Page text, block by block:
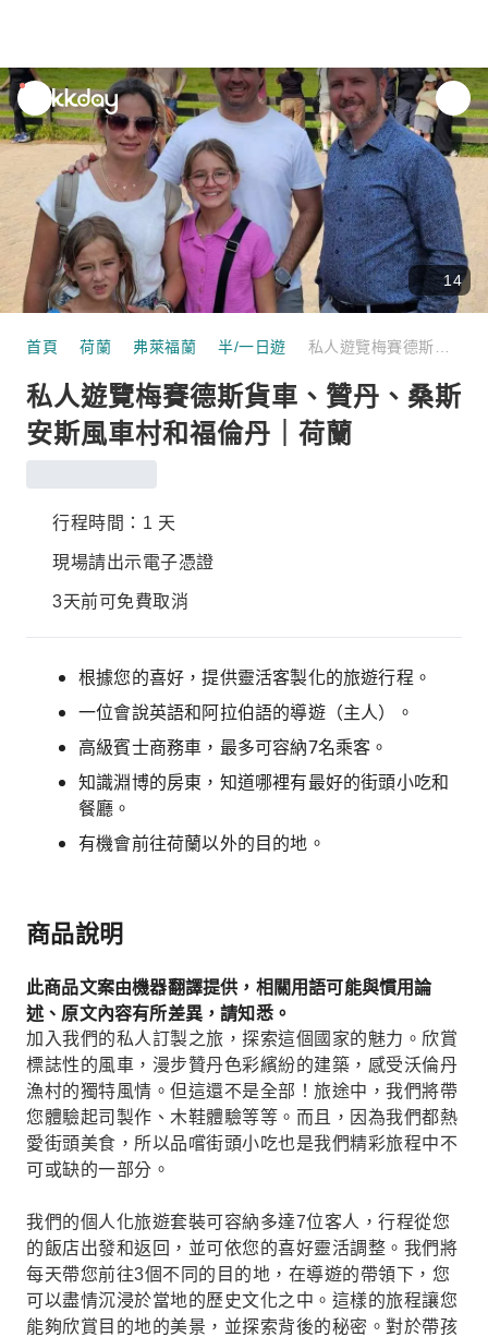
unread
notifications
14
首頁 荷蘭 弗萊福蘭 半/一日遊
私人遊覽梅賽德斯貨車、贊丹、桑斯
安斯風車村和福倫丹｜荷蘭
行程時間：1 天
現場請出示電子憑證
3天前可免費取消
根據您的喜好，提供靈活客製化的旅遊行程。
一位會說英語和阿拉伯語的導遊（主人）。
高級賓士商務車，最多可容納7名乘客。
知識淵博的房東，知道哪裡有最好的街頭小吃和
餐廳。
有機會前往荷蘭以外的目的地。
商品說明
此商品文案由機器翻譯提供，相關用語可能與慣用論
述、原文內容有所差異，請知悉。
加入我們的私人訂製之旅，探索這個國家的魅力。欣賞
標誌性的風車，漫步贊丹色彩繽紛的建築，感受沃倫丹
漁村的獨特風情。但這還不是全部！旅途中，我們將帶
您體驗起司製作、木鞋體驗等等。而且，因為我們都熱
愛街頭美食，所以品嚐街頭小吃也是我們精彩旅程中不
可或缺的一部分。
我們的個人化旅遊套裝可容納多達7位客人，行程從您
的飯店出發和返回，並可依您的喜好靈活調整。我們將
每天帶您前往3個不同的目的地，在導遊的帶領下，您
可以盡情沉浸於當地的歷史文化之中。這樣的旅程讓您
能夠欣賞目的地的美景，並探索背後的秘密。對於帶孩